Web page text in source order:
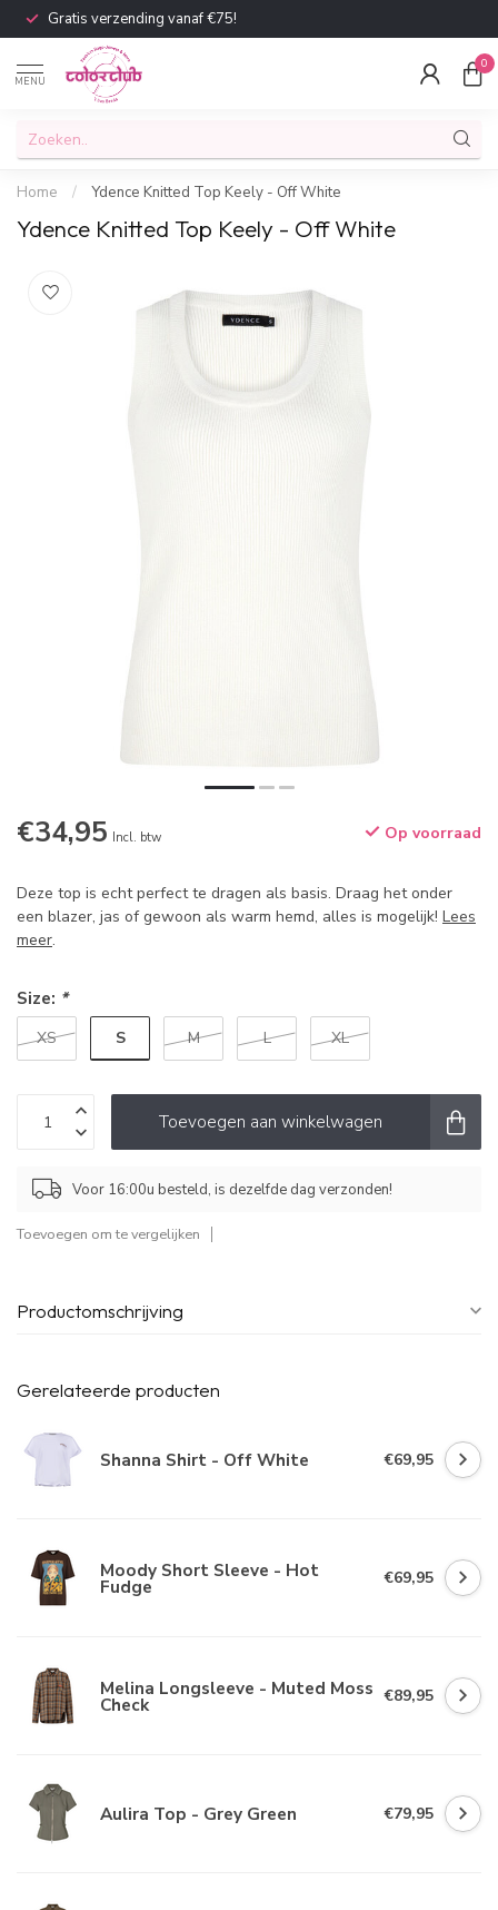
Gratis verzending vanaf €75!
MENU
0
Home / Ydence Knitted Top Keely - Off White
Ydence Knitted Top Keely - Off White
€34,95 Incl. btw Op voorraad
Deze top is echt perfect te dragen als basis. Draag het onder
een blazer, jas of gewoon als warm hemd, alles is mogelijk! Lees
meer.
Size: *
XS S M L XL
Toevoegen aan winkelwagen
Voor 16:00u besteld, is dezelfde dag verzonden!
Toevoegen om te vergelijken
Productomschrijving
Gerelateerde producten
Shanna Shirt - Off White €69,95
Moody Short Sleeve - Hot
Fudge €69,95
Melina Longsleeve - Muted Moss
Check €89,95
Aulira Top - Grey Green €79,95